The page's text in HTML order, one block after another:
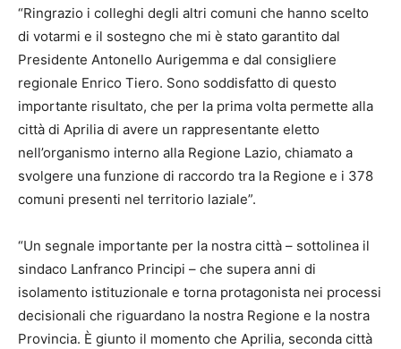
“Ringrazio i colleghi degli altri comuni che hanno scelto
di votarmi e il sostegno che mi è stato garantito dal
Presidente Antonello Aurigemma e dal consigliere
regionale Enrico Tiero. Sono soddisfatto di questo
importante risultato, che per la prima volta permette alla
città di Aprilia di avere un rappresentante eletto
nell’organismo interno alla Regione Lazio, chiamato a
svolgere una funzione di raccordo tra la Regione e i 378
comuni presenti nel territorio laziale”.
“Un segnale importante per la nostra città – sottolinea il
sindaco Lanfranco Principi – che supera anni di
isolamento istituzionale e torna protagonista nei processi
decisionali che riguardano la nostra Regione e la nostra
Provincia. È giunto il momento che Aprilia, seconda città